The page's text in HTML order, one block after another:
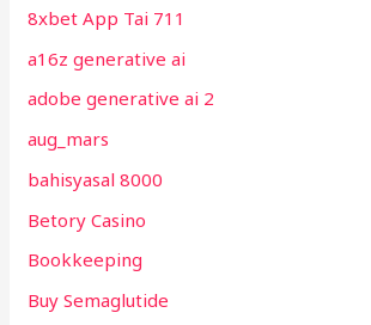
8xbet App Tai 711
a16z generative ai
adobe generative ai 2
aug_mars
bahisyasal 8000
Betory Casino
Bookkeeping
Buy Semaglutide